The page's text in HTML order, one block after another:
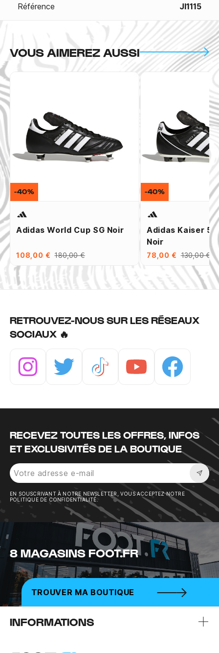
Référence JI1115
VOUS AIMEREZ AUSSI
Adidas World Cup SG Noir
108,00 € 180,00 €
-40%
Adidas Kaiser 5
Noir
78,00 € 130,00 €
-40%
RETROUVEZ-NOUS SUR LES RÉSEAUX
SOCIAUX 🔥
RECEVEZ TOUTES LES OFFRES, INFOS
ET EXCLUSIVITÉS DE LA BOUTIQUE
EN SOUSCRIVANT À NOTRE NEWSLETTER, VOUS ACCEPTEZ NOTRE
POLITIQUE DE CONFIDENTIALITÉ.
8 MAGASINS FOOT.FR
TROUVER MA BOUTIQUE
INFORMATIONS